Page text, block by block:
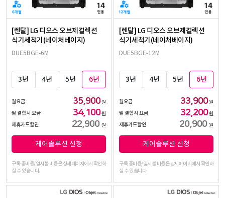
[렌탈] LG 디오스 오브제컬렉션
식기세척기(네이처베이지)
DUE5BGE-6M
3년 4년 5년 6년
월요금 35,900원
월 결합시 요금
34,100원
제휴카드할인
22,900 원
케어솔루션 신청
구독 총비용/일시불 비용은 상세페이지에서 확인하
실 수 있습니다.
[렌탈] LG 디오스 오브제컬렉션
식기세척기(네이처베이지)
DUE5BGE-12M
3년 4년 5년 6년
월요금 33,900원
월 결합시 요금
32,200원
제휴카드할인
20,900 원
케어솔루션 신청
구독 총비용/일시불 비용은 상세페이지에서 확인하
실 수 있습니다.